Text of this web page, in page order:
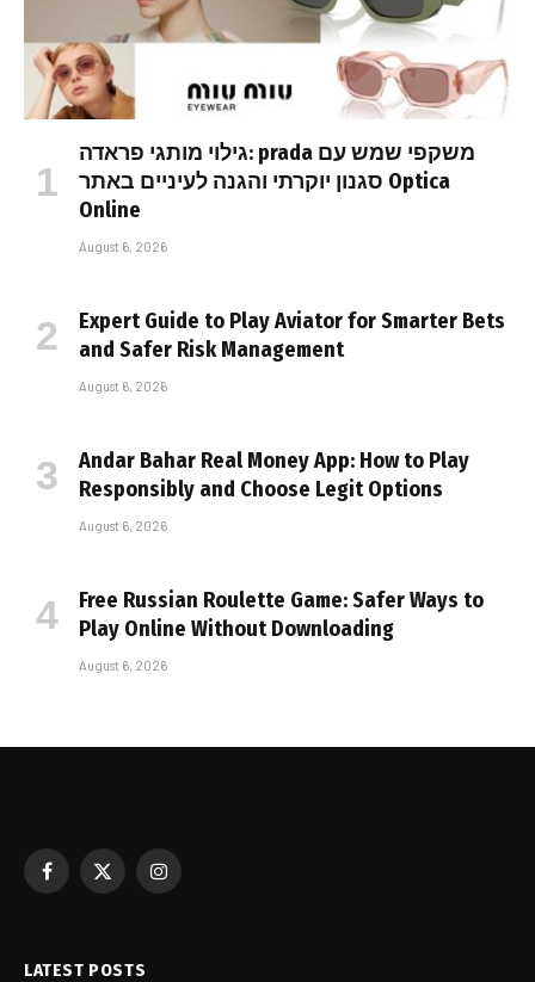
גילוי מותגי פראדה: prada משקפי שמש עם
סגנון יוקרתי והגנה לעיניים באתר Optica
Online
August 6, 2026
Expert Guide to Play Aviator for Smarter Bets
and Safer Risk Management
August 6, 2026
Andar Bahar Real Money App: How to Play
Responsibly and Choose Legit Options
August 6, 2026
Free Russian Roulette Game: Safer Ways to
Play Online Without Downloading
August 6, 2026
Facebook
X
Instagram
LATEST POSTS